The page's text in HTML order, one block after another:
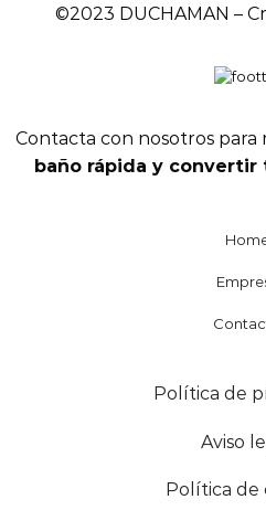
©2023 DUCHAMAN –
Contacta con nosotros para
baño rápida y convertir
Política de
Aviso
Política de